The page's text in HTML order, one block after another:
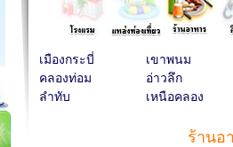
เมืองกระบี่
เขาพนม
คลองท่อม
อ่าวลึก
ลำทับ
เหนือคลอง
ร้านอ